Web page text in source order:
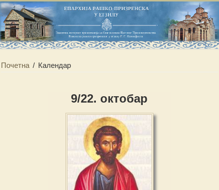
Почетна / Календар
9/22. октобар